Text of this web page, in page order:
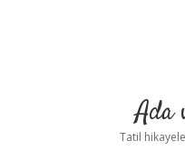
Ada
Tatil